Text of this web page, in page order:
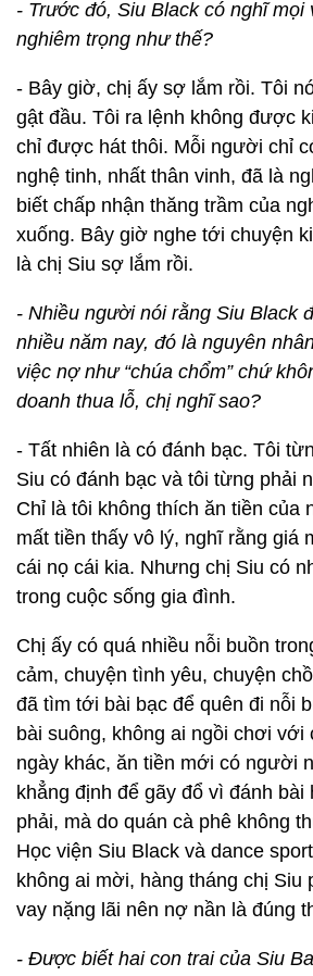
- Trước đó, Siu Black có nghĩ mọi
nghiêm trọng như thế?
- Bây giờ, chị ấy sợ lắm rồi. Tôi
gật đầu. Tôi ra lệnh không được
chỉ được hát thôi. Mỗi người chỉ
nghệ tinh, nhất thân vinh, đã là
biết chấp nhận thăng trầm của
xuống. Bây giờ nghe tới chuyện
là chị Siu sợ lắm rồi.
- Nhiều người nói rằng Siu Black
nhiều năm nay, đó là nguyên
việc nợ như “chúa chổm” chứ
doanh thua lỗ, chị nghĩ sao?
- Tất nhiên là có đánh bạc. Tôi
Siu có đánh bạc và tôi từng phải
Chỉ là tôi không thích ăn tiền của
mất tiền thấy vô lý, nghĩ rằng giá
cái nọ cái kia. Nhưng chị Siu có
trong cuộc sống gia đình.
Chị ấy có quá nhiều nỗi buồn
cảm, chuyện tình yêu, chuyện
đã tìm tới bài bạc để quên đi nỗi
bài suông, không ai ngồi chơi với
ngày khác, ăn tiền mới có người
khẳng định để gãy đổ vì đánh bài
phải, mà do quán cà phê không
Học viện Siu Black và dance
không ai mời, hàng tháng chị Siu
vay nặng lãi nên nợ nần là đúng
- Được biết hai con trai của Siu